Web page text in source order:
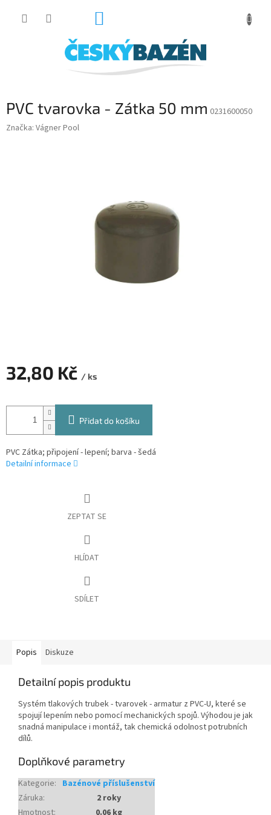
PVC tvarovka - Zátka 50 mm 0231600050
Značka: Vágner Pool
32,80 Kč / ks
cena:
Přidat do košíku
PVC Zátka; připojení - lepení; barva - šedá
Detailní informace
ZEPTAT SE
HLÍDAT
SDÍLET
Popis Diskuze
Detailní popis produktu
Systém tlakových trubek - tvarovek - armatur z PVC-U, které se
spojují lepením nebo pomocí mechanických spojů. Výhodou je jak
snadná manipulace i montáž, tak chemická odolnost potrubních
dílů.
Doplňkové parametry
Kategorie: Bazénové příslušenství
Záruka:
2 roky
Hmotnost: 0.06 kg